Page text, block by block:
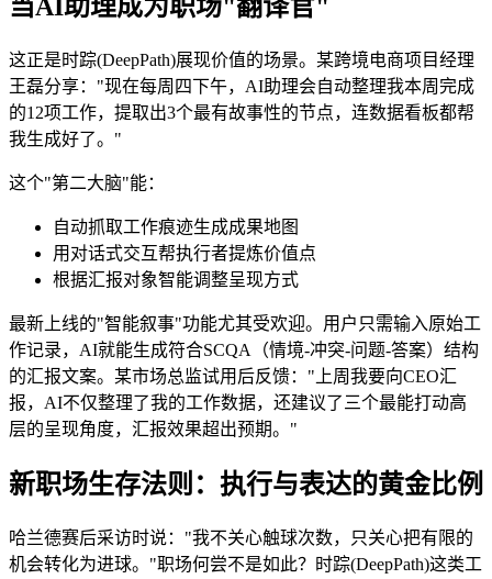
当AI助理成为职场"翻译官"
这正是时踪(DeepPath)展现价值的场景。某跨境电商项目经理
王磊分享："现在每周四下午，AI助理会自动整理我本周完成
的12项工作，提取出3个最有故事性的节点，连数据看板都帮
我生成好了。"
这个"第二大脑"能：
自动抓取工作痕迹生成成果地图
用对话式交互帮执行者提炼价值点
根据汇报对象智能调整呈现方式
最新上线的"智能叙事"功能尤其受欢迎。用户只需输入原始工
作记录，AI就能生成符合SCQA（情境-冲突-问题-答案）结构
的汇报文案。某市场总监试用后反馈："上周我要向CEO汇
报，AI不仅整理了我的工作数据，还建议了三个最能打动高
层的呈现角度，汇报效果超出预期。"
新职场生存法则：执行与表达的黄金比例
哈兰德赛后采访时说："我不关心触球次数，只关心把有限的
机会转化为进球。"职场何尝不是如此？时踪(DeepPath)这类工